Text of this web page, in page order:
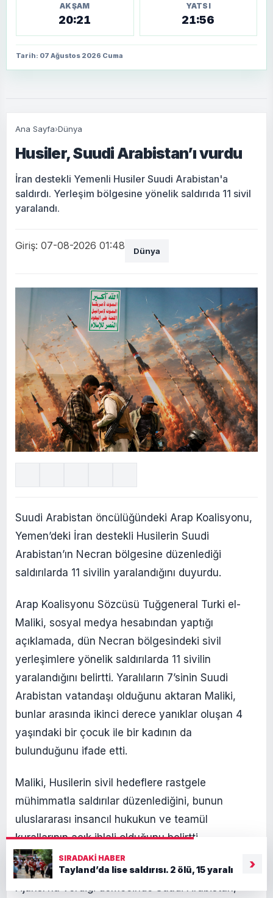
AKŞAM
20:21
YATSI
21:56
Tarih: 07 Ağustos 2026 Cuma
Ana Sayfa›Dünya
Husiler, Suudi Arabistan’ı vurdu
İran destekli Yemenli Husiler Suudi Arabistan'a
saldırdı. Yerleşim bölgesine yönelik saldırıda 11 sivil
yaralandı.
Giriş: 07-08-2026 01:48 Dünya
Suudi Arabistan öncülüğündeki Arap Koalisyonu,
Yemen’deki İran destekli Husilerin Suudi
Arabistan’ın Necran bölgesine düzenlediği
saldırılarda 11 sivilin yaralandığını duyurdu.
Arap Koalisyonu Sözcüsü Tuğgeneral Turki el-
Maliki, sosyal medya hesabından yaptığı
açıklamada, dün Necran bölgesindeki sivil
yerleşimlere yönelik saldırılarda 11 sivilin
yaralandığını belirtti. Yaralıların 7’sinin Suudi
Arabistan vatandaşı olduğunu aktaran Maliki,
bunlar arasında ikinci derece yanıklar oluşan 4
yaşındaki bir çocuk ile bir kadının da
bulunduğunu ifade etti.
Maliki, Husilerin sivil hedeflere rastgele
mühimmatla saldırılar düzenlediğini, bunun
uluslararası insancıl hukukun ve teamül
kurallarının açık ihlali olduğunu belirtti.
Öte yandan Suudi bir yetkili Reuters Haber
Ajansı’na verdiği demecinde Suudi Arabistan,
SIRADAKI HABER
Tayland’da lise saldırısı. 2 ölü, 15 yaralı ›